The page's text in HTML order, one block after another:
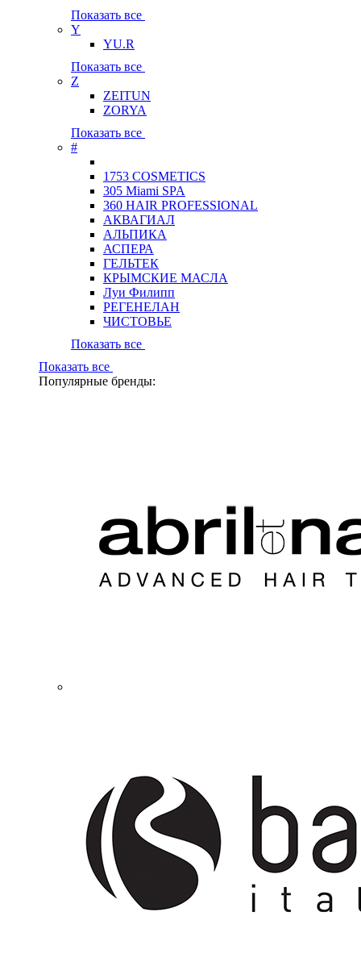
Показать все
Y
YU.R
Показать все
Z
ZEITUN
ZORYA
Показать все
#
1753 COSMETICS
305 Miami SPA
360 HAIR PROFESSIONAL
АКВАГИАЛ
АЛЬПИКА
АСПЕРА
ГЕЛЬТЕК
КРЫМСКИЕ МАСЛА
Луи Филипп
РЕГЕНЕЛАН
ЧИСТОВЬЕ
Показать все
Показать все
Популярные бренды: